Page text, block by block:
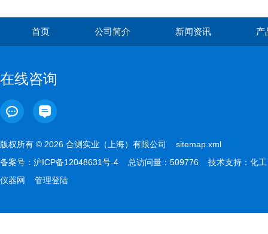
首页 公司简介 新闻资讯 产
在线咨询
版权所有 © 2026 合测实业（上海）有限公司 sitemap.xml
备案号： 沪ICP备12048631号-4 总访问量：509776 技术支持： 化工
仪器网
管理登陆